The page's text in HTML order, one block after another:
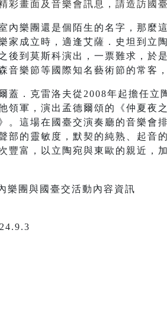
彩畫面及音樂會訊息，請造訪國
內樂團還是個陌生的名字，那麼
家成立時，適逢艾薩．史坦到立
後到莫斯科演出，一票難求，於
音樂節等國際知名藝術節的常客
蓋．克雷洛夫從2008年起擔任立
領軍，演出孟德爾頌的《仲夏夜
。這場在國臺交演奏廳的音樂會
部的靈敏度，默契的純熟、起音
豐富，以立陶宛與東歐的親近，